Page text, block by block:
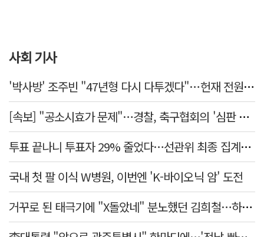
사회 기사
'박사방' 조주빈 "47년형 다시 다투겠다"…헌재 전원일치 기각
[속보] "공소시효가 문제"…경찰, 축구협회의 '심판 성접대' 수사 여부 검토한다
투표 끝나니 투표자 29% 줄었다…선관위 최종 집계서 수백명 '증발'
국내 첫 팔 이식 W병원, 이번엔 'K-바이오닉 암' 도전
거꾸로 된 태극기에 "X돌았네" 분노했던 김희철…하루만에 사과